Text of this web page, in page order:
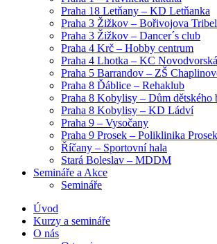
Praha 18 Letňany – KD Letňanka
Praha 3 Žižkov – Bořivojova
Praha 3 Žižkov – Dancer´s club
Praha 4 Krč – Hobby centrum
Praha 4 Lhotka – KC Novodvorská
Praha 5 Barrandov – ZŠ
Praha 8 Ďáblice – Rehaklub
Praha 8 Kobylisy – Dům dětského
Praha 8 Kobylisy – KD Ládví
Praha 9 – Vysočany
Praha 9 Prosek – Poliklinika Prosek
Říčany – Sportovní hala
Stará Boleslav – MDDM
Semináře a Akce
Semináře
Úvod
Kurzy a semináře
O nás